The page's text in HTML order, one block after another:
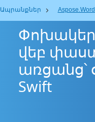
Ապրանքներ
վեբ
առցանց՝
Swift